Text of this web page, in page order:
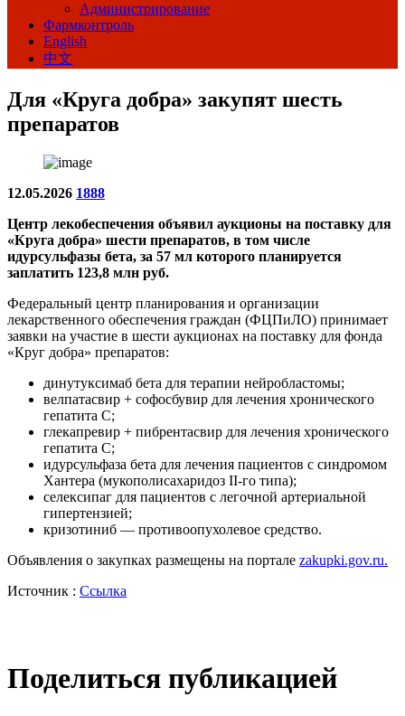
Администрирование
Фармконтроль
English
中文
Для «Круга добра» закупят шесть
препаратов
12.05.2026 1888
Центр лекобеспечения объявил аукционы на поставку для
«Круга добра» шести препаратов, в том числе
идурсульфазы бета, за 57 мл которого планируется
заплатить 123,8 млн руб.
Федеральный центр планирования и организации
лекарственного обеспечения граждан (ФЦПиЛО) принимает
заявки на участие в шести аукционах на поставку для фонда
«Круг добра» препаратов:
динутуксимаб бета для терапии нейробластомы;
велпатасвир + софосбувир для лечения хронического
гепатита С;
глекапревир + пибрентасвир для лечения хронического
гепатита С;
идурсульфаза бета для лечения пациентов с синдромом
Хантера (мукополисахаридоз II-го типа);
селексипаг для пациентов с легочной артериальной
гипертензией;
кризотиниб — противоопухолевое средство.
Объявления о закупках размещены на портале zakupki.gov.ru.
Источник : Ссылка
Поделиться публикацией